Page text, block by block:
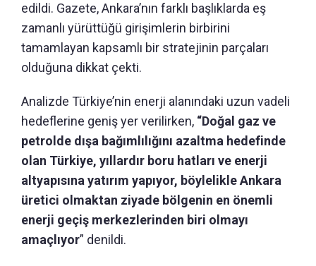
edildi. Gazete, Ankara’nın farklı başlıklarda eş
zamanlı yürüttüğü girişimlerin birbirini
tamamlayan kapsamlı bir stratejinin parçaları
olduğuna dikkat çekti.
Analizde Türkiye’nin enerji alanındaki uzun vadeli
hedeflerine geniş yer verilirken, “Doğal gaz ve
petrolde dışa bağımlılığını azaltma hedefinde
olan Türkiye, yıllardır boru hatları ve enerji
altyapısına yatırım yapıyor, böylelikle Ankara
üretici olmaktan ziyade bölgenin en önemli
enerji geçiş merkezlerinden biri olmayı
amaçlıyor” denildi.